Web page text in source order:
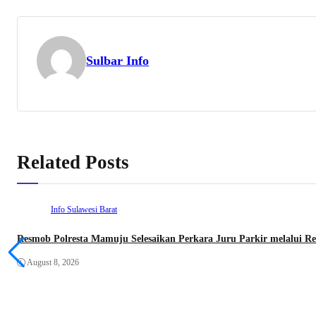
Sulbar Info
Related Posts
Info Sulawesi Barat
Resmob Polresta Mamuju Selesaikan Perkara Juru Parkir melalui
August 8, 2026